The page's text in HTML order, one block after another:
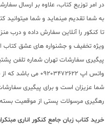
در امر توزیع کتاب، علاوه بر ارسال
به شما تقدیم مینماید و شما میتوانید
تا کنکور را آنلاین سفارش داده و درب
ویژه تخفیف و جشنواره های عشق کتاب
شما عزیزان است و برای پیگیری
رهگیری مرسولات پستی از موقعیت
خرید کتاب زبان جامع کنکور اناری